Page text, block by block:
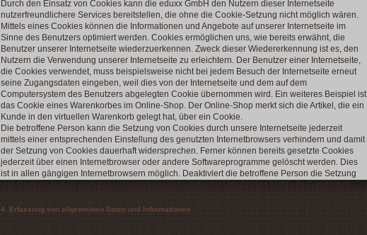
Durch den Einsatz von Cookies kann die eduxx GmbH den Nutzern dieser Internetseite
nutzerfreundlichere Services bereitstellen, die ohne die Cookie-Setzung nicht möglich wären.
Mittels eines Cookies können die Informationen und Angebote auf unserer Internetseite im
Sinne des Benutzers optimiert werden. Cookies ermöglichen uns, wie bereits erwähnt, die
Benutzer unserer Internetseite wiederzuerkennen. Zweck dieser Wiedererkennung ist es, den
Nutzern die Verwendung unserer Internetseite zu erleichtern. Der Benutzer einer Internetseite,
die Cookies verwendet, muss beispielsweise nicht bei jedem Besuch der Internetseite erneut
seine Zugangsdaten eingeben, weil dies von der Internetseite und dem auf dem
Computersystem des Benutzers abgelegten Cookie übernommen wird. Ein weiteres Beispiel ist
das Cookie eines Warenkorbes im Online-Shop. Der Online-Shop merkt sich die Artikel, die ein
Kunde in den virtuellen Warenkorb gelegt hat, über ein Cookie.
Die betroffene Person kann die Setzung von Cookies durch unsere Internetseite jederzeit
mittels einer entsprechenden Einstellung des genutzten Internetbrowsers verhindern und damit
der Setzung von Cookies dauerhaft widersprechen. Ferner können bereits gesetzte Cookies
jederzeit über einen Internetbrowser oder andere Softwareprogramme gelöscht werden. Dies
ist in allen gängigen Internetbrowsern möglich. Deaktiviert die betroffene Person die Setzung
von Cookies in dem genutzten Internetbrowser, sind unter Umständen nicht alle Funktionen
4. Erfassung von allgemeinen Daten und Informationen